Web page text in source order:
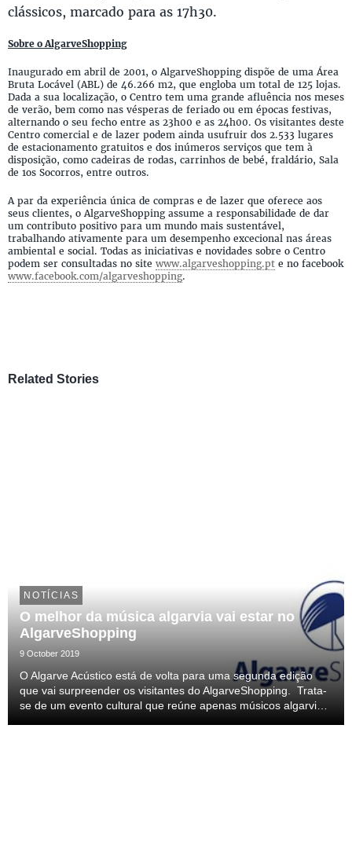
clássicos, marcado para as 17h30.
Sobre o AlgarveShopping
Inaugurado em abril de 2001, o AlgarveShopping dispõe de uma Área
Bruta Locável (ABL) de 46.266 m2, que engloba um total de 125 lojas.
Dada a sua localização, o Centro tem uma grande afluência nos meses
de verão, bem como nas vésperas de feriado ou em épocas festivas,
alternando o seu fecho entre as 23h00 e as 24h00. Os visitantes deste
Centro comercial e de lazer podem ainda usufruir dos 2.533 lugares
de estacionamento gratuitos e dos inúmeros serviços que tem à
disposição, como cadeiras de rodas, carrinhos de bebé, fraldário, Sala
de 1os Socorros, entre outros.
A par da experiência única de compras e de lazer que oferece aos
seus clientes, o AlgarveShopping assume a responsabilidade de dar
um contributo positivo para um mundo mais sustentável,
trabalhando ativamente para um desempenho excecional nas áreas
ambiental e social. Todas as iniciativas e novidades sobre o Centro
podem ser consultadas no site www.algarveshopping.pt e no facebook
www.facebook.com/algarveshopping.
Related Stories
NOTÍCIAS
O melhor da música algarvia vai estar no
AlgarveShopping
9 October 2019
O Algarve Acústico está de volta para uma segunda edição
que vai surpreender os visitantes do AlgarveShopping. Trata-
se de um evento cultural que reúne apenas músicos algarvios,